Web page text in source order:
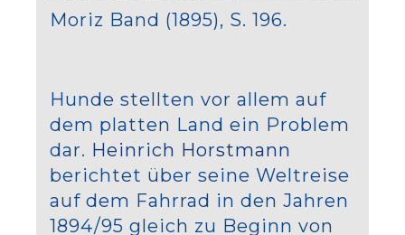
Moriz Band (1895), S. 196.
Hunde stellten vor allem auf
dem platten Land ein Problem
dar. Heinrich Horstmann
berichtet über seine Weltreise
auf dem Fahrrad in den Jahren
1894/95 gleich zu Beginn von